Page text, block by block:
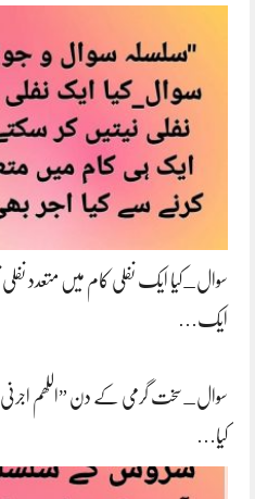
سوال_کیا ایک نفلی کام میں متعدد نفلی
ایک…
سوال_سخت گرمی کے دن ”اللھم اجرنی
کیا…